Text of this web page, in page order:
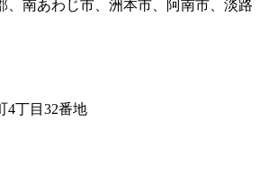
、南あわじ市、洲本市、阿南市、淡路
4丁目32番地